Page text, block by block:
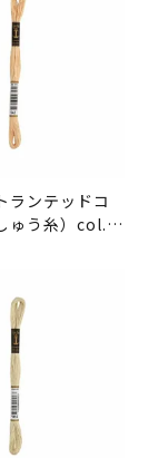
ランテッドコ
ゅう糸）col.0